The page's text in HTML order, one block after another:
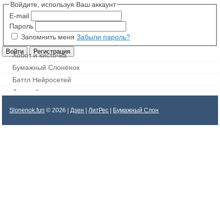
Войдите, используя Ваш аккаунт
E-mail
Пароль
Запомнить меня Забыли пароль?
Хобот и кисточка
Бумажный Слонёнок
Баттл Нейросетей
Дорисуй картинку
Slonenok.fun © 2026 |Дзен |ЛитРес Бумажный Слон